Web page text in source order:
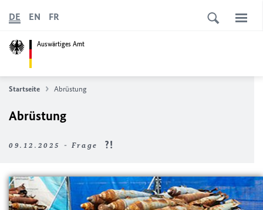
Auswärtiges Amt
DE EN FR
Startseite Abrüstung
Abrüstung
09.12.2025 - Frage